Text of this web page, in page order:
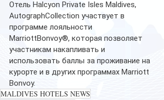
Отель Halcyon Private Isles Maldives,
AutographCollection участвует в
программе лояльности
MarriottBonvoy®, которая позволяет
участникам накапливать и
использовать баллы за проживание на
курорте и в других программах Marriott
Bonvoy.
MALDIVES HOTELS NEWS